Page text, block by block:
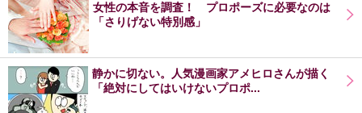
女性の本音を調査！ プロポーズに必要なのは
「さりげない特別感」
静かに切ない。人気漫画家アメヒロさんが描く
「絶対にしてはいけないプロポ...